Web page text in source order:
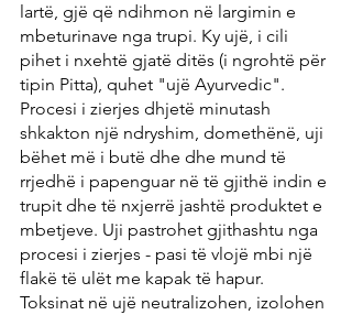
lartë, gjë që ndihmon në largimin e
mbeturinave nga trupi. Ky ujë, i cili
pihet i nxehtë gjatë ditës (i ngrohtë për
tipin Pitta), quhet "ujë Ayurvedic".
Procesi i zierjes dhjetë minutash
shkakton një ndryshim, domethënë, uji
bëhet më i butë dhe dhe mund të
rrjedhë i papenguar në të gjithë indin e
trupit dhe të nxjerrë jashtë produktet e
mbetjeve. Uji pastrohet gjithashtu nga
procesi i zierjes - pasi të vlojë mbi një
flakë të ulët me kapak të hapur.
Toksinat në ujë neutralizohen, izolohen